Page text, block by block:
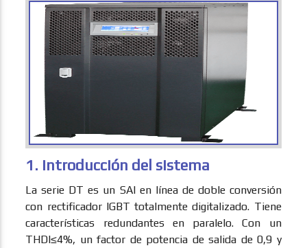
1. Introducción del sistema
La serie DT es un SAI en línea de doble conversión
con rectificador IGBT totalmente digitalizado. Tiene
características redundantes en paralelo. Con un
THDI≤4%, un factor de potencia de salida de 0,9 y